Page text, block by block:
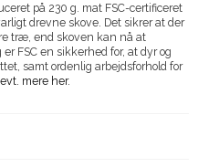
på 230 g. mat FSC-certificeret
drevne skove. Det sikrer at der
træ, end skoven kan nå at
FSC en sikkerhed for, at dyr og
samt ordenlig arbejdsforhold for
mere her.